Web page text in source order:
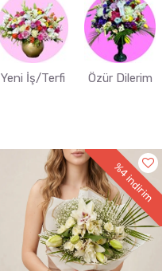
Yeni İş/Terfi Özür Dilerim
%4
indirim